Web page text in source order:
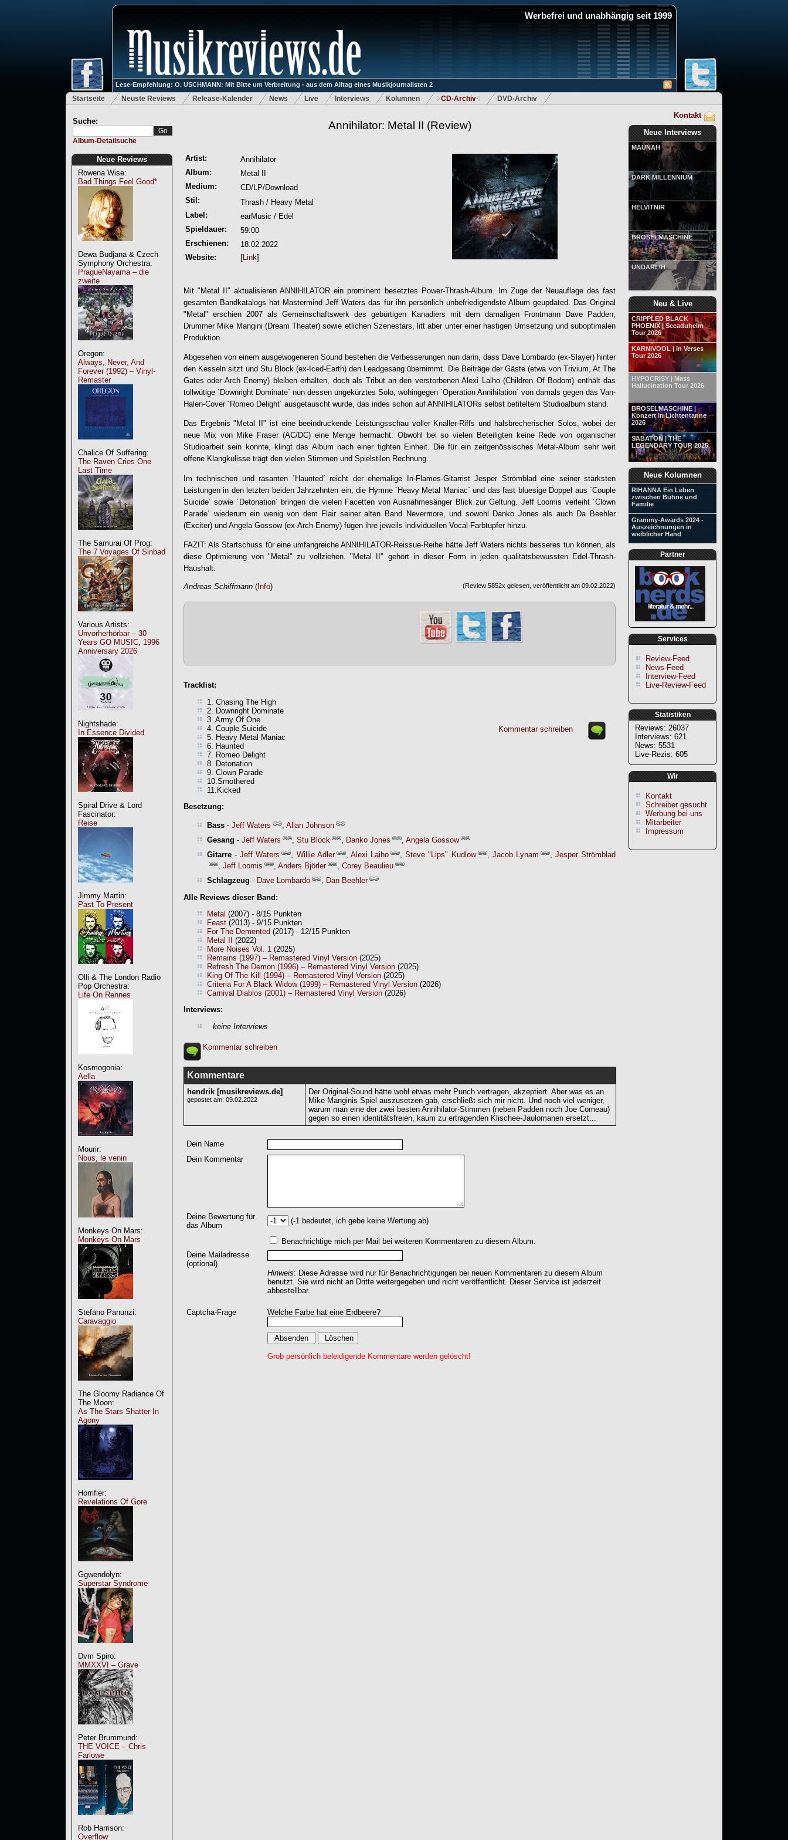
Werbefrei und unabhängig seit 1999
Lese-Empfehlung: O. USCHMANN: Mit Bitte um Verbreitung - aus dem Alltag eines Musikjournalisten 2
Startseite Neuste Reviews Release-Kalender News Live Interviews Kolumnen CD-Archiv DVD-Archiv
Suche:
Album-Detailsuche
Neue Reviews
Rowena Wise:
Bad Things Feel Good*
Dewa Budjana & Czech
Symphony Orchestra:
PragueNayama – die
zweite
Oregon:
Always, Never, And
Forever (1992) – Vinyl-
Remaster
Chalice Of Suffering:
The Raven Cries One
Last Time
The Samurai Of Prog:
The 7 Voyages Of Sinbad
Various Artists:
Unvorherhörbar – 30
Years GO MUSIC, 1996
Anniversary 2026
Nightshade:
In Essence Divided
Spiral Drive & Lord
Fascinator:
Reise
Jimmy Martin:
Past To Present
Olli & The London Radio
Pop Orchestra:
Life On Rennes
Kosmogonia:
Aella
Mourir:
Nous, le venin
Monkeys On Mars:
Monkeys On Mars
Stefano Panunzi:
Caravaggio
The Gloomy Radiance Of
The Moon:
As The Stars Shatter In
Agony
Horrifier:
Revelations Of Gore
Ggwendolyn:
Superstar Syndrome
Dvm Spiro:
MMXXVI – Grave
Peter Brummund:
THE VOICE – Chris
Farlowe
Rob Harrison:
Overflow
Kontakt
Neue Interviews
MAUNAH
DARK MILLENNIUM
HELVITNIR
BRÖSELMASCHINE
UNDARLIH
Neu & Live
CRIPPLED BLACK
PHOENIX | Sceaduhelm
Tour 2026
KARNIVOOL | In Verses
Tour 2026
HYPOCRISY | Mass
Hallucination Tour 2026
BRÖSELMASCHINE |
Konzert in Lichtentanne
2026
SABATON | THE
LEGENDARY TOUR 2025
Neue Kolumnen
RIHANNA Ein Leben
zwischen Bühne und
Familie
Grammy-Awards 2024 -
Auszeichnungen in
weiblicher Hand
Partner
Services
Review-Feed
News-Feed
Interview-Feed
Live-Review-Feed
Statistiken
Reviews: 26037
Interviews: 621
News: 5531
Live-Rezis: 605
Wir
Kontakt
Schreiber gesucht
Werbung bei uns
Mitarbeiter
Impressum
Annihilator: Metal II (Review)
Artist:
Annihilator
Album:
Metal II
Medium:
CD/LP/Download
Stil:
Thrash / Heavy Metal
Label:
earMusic / Edel
Spieldauer:
59:00
Erschienen:
18.02.2022
Website:
[Link]
Mit "Metal II" aktualisierenANNIHILATOR ein prominent besetztes Power-Thrash-Album. Im Zuge der Neuauflage des fast
gesamten Bandkatalogs hat Mastermind Jeff Waters das für ihn persönlich unbefriedigendste Album geupdated. Das Original
"Metal" erschien 2007 als Gemeinschaftswerk des gebürtigen Kanadiers mit dem damaligen Frontmann Dave Padden,
Drummer Mike Mangini (Dream Theater) sowie etlichen Szenestars, litt aber unter einer hastigen Umsetzung und suboptimalen
Produktion.
Abgesehen von einem ausgewogeneren Sound bestehen die Verbesserungen nun darin, dass Dave Lombardo (ex-Slayer) hinter
den Kesseln sitzt und Stu Block (ex-Iced-Earth) den Leadgesang übernimmt. Die Beiträge der Gäste (etwa von Trivium, At The
Gates oder Arch Enemy) bleiben erhalten, doch als Tribut an den verstorbenen Alexi Laiho (Children Of Bodom) enthält das
tollwütige ´Downright Dominate´ nun dessen ungekürztes Solo, wohingegen ´Operation Annihilation´ von damals gegen das Van-
Halen-Cover ´Romeo Delight´ ausgetauscht wurde, das indes schon auf ANNIHILATORs selbst betiteltem Studioalbum stand.
Das Ergebnis " Metal II" ist eine beeindruckende Leistungsschau voller Knaller-Riffs und halsbrecherischer Solos, wobei der
neue Mix von Mike Fraser (AC/DC) eine Menge hermacht. Obwohl bei so vielen Beteiligten keine Rede von organischer
Studioarbeit sein konnte, klingt das Album nach einer tighten Einheit. Die für ein zeitgenössisches Metal-Album sehr weit
offene Klangkulisse trägt den vielen Stimmen und Spielstilen Rechnung.
Im technischen und rasanten ´Haunted´ reicht der ehemalige In-Flames-Gitarrist Jesper Strömblad eine seiner stärksten
Leistungen in den letzten beiden Jahrzehnten ein, die Hymne ´Heavy Metal Maniac´ und das fast bluesige Doppel aus ´Couple
Suicide´ sowie ´Detonation´ bringen die vielen Facetten von Ausnahmesänger Blick zur Geltung. Jeff Loomis verleiht ´Clown
Parade´ wiederum ein wenig von dem Flair seiner alten Band Nevermore, und sowohl Danko Jones als auch Da Beehler
(Exciter) und Angela Gossow (ex-Arch-Enemy) fügen ihre jeweils individuellen Vocal-Farbtupfer hinzu.
FAZIT: Als Startschuss für eine umfangreicheANNIHILATOR-Reissue-Reihe hätte Jeff Waters nichts besseres tun können, als
diese Optimierung von "Metal" zu vollziehen. " Metal II" gehört in dieser Form in jeden qualitätsbewussten Edel-Thrash-
Haushalt.
Andreas Schiffmann ( Info) (Review 5852x gelesen, veröffentlicht am 09.02.2022)
Kommentar schreiben
Tracklist:
1. Chasing The High
2. Downright Dominate
3. Army Of One
4. Couple Suicide
5. Heavy Metal Maniac
6. Haunted
7. Romeo Delight
8. Detonation
9. Clown Parade
10.Smothered
11.Kicked
Besetzung:
Bass - Jeff Waters , Allan Johnson
Gesang - Jeff Waters , Stu Block , Danko Jones , Angela Gossow
Gitarre -Jeff Waters , Willie Adler , Alexi Laiho ,Steve "Lips" Kudlow , Jacob Lynam , Jesper Strömblad
, Jeff Loomis , Anders Björler , Corey Beaulieu
Schlagzeug - Dave Lombardo , Dan Beehler
Alle Reviews dieser Band:
Metal (2007) - 8/15 Punkten
Feast (2013) - 9/15 Punkten
For The Demented (2017) - 12/15 Punkten
Metal II
(2022)
More Noises Vol. 1 (2025)
Remains (1997) – Remastered Vinyl Version (2025)
Refresh The Demon (1996) – Remastered Vinyl Version (2025)
King Of The Kill (1994) – Remastered Vinyl Version (2025)
Criteria For A Black Widow (1999) – Remastered Vinyl Version (2026)
Carnival Diablos (2001) – Remastered Vinyl Version (2026)
Interviews:
keine Interviews
Kommentar schreiben
Kommentare
hendrik [musikreviews.de]
gepostet am: 09.02.2022
Der Original-Sound hätte wohl etwas mehr Punch vertragen, akzeptiert. Aber was es an
Mike Manginis Spiel auszusetzen gab, erschließt sich mir nicht. Und noch viel weniger,
warum man eine der zwei besten Annihilator-Stimmen (neben Padden noch Joe Comeau)
gegen so einen identitätsfreien, kaum zu ertragenden Klischee-Jaulomanen ersetzt...
Dein Name
Dein Kommentar
Deine Bewertung für
das Album
(-1 bedeutet, ich gebe keine Wertung ab)
Benachrichtige mich per Mail bei weiteren Kommentaren zu diesem Album.
Deine Mailadresse
(optional)
Hinweis: Diese Adresse wird nur für Benachrichtigungen bei neuen Kommentaren zu diesem Album
benutzt. Sie wird nicht an Dritte weitergegeben und nicht veröffentlicht. Dieser Service ist jederzeit
abbestellbar.
Captcha-Frage Welche Farbe hat eine Erdbeere?
Grob persönlich beleidigende Kommentare werden gelöscht!